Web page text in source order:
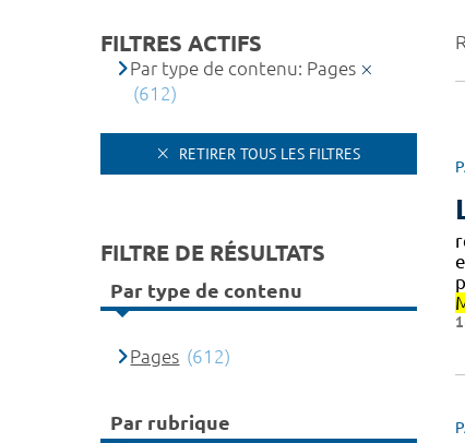
FILTRES ACTIFS
Par type de contenu: Pages
(612)
RETIRER TOUS LES FILTRES
FILTRE DE RÉSULTATS
Par type de contenu
Pages (612)
Par rubrique